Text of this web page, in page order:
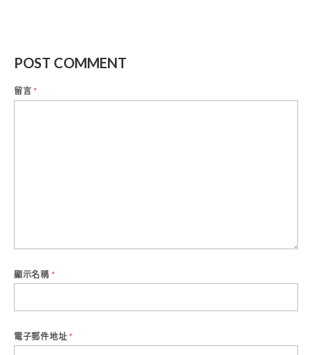
POST COMMENT
留言*
顯示名稱 *
電子郵件地址 *